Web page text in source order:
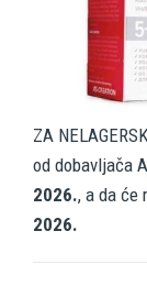
ZA
od dobavljača
2026., a da će
2026.